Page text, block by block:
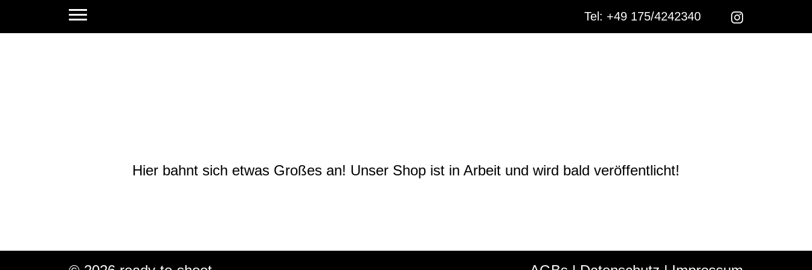
Tel: +49 175/4242340
Hier bahnt sich etwas Großes an! Unser Shop ist in Arbeit und wird bald veröffentlicht!